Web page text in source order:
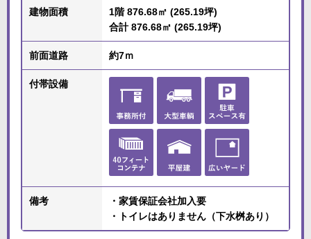
建物面積
1階 876.68㎡ (265.19坪)
合計 876.68㎡ (265.19坪)
前面道路 約7ｍ
付帯設備
備考
・家賃保証会社加入要
・トイレはありません（下水桝あり）